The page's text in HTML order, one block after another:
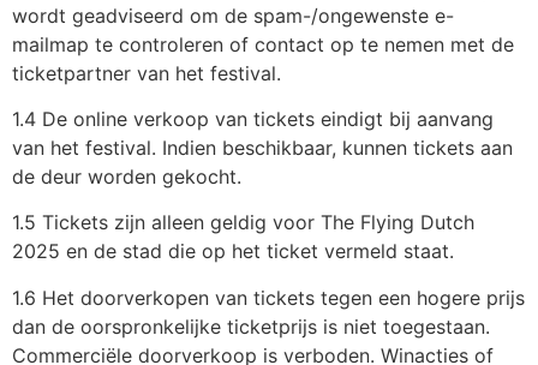
wordt geadviseerd om de spam-/ongewenste e-
mailmap te controleren of contact op te nemen met de
ticketpartner van het festival.
1.4 De online verkoop van tickets eindigt bij aanvang
van het festival. Indien beschikbaar, kunnen tickets aan
de deur worden gekocht.
1.5 Tickets zijn alleen geldig voor The Flying Dutch
2025 en de stad die op het ticket vermeld staat.
1.6 Het doorverkopen van tickets tegen een hogere prijs
dan de oorspronkelijke ticketprijs is niet toegestaan.
Commerciële doorverkoop is verboden. Winacties of